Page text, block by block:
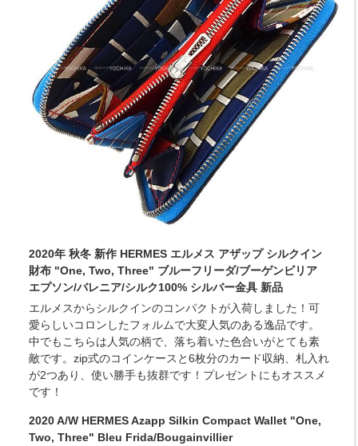
2020年 秋冬 新作 HERMES エルメス アザップ シルクイン
財布 "One, Two, Three" ブルーフリーダ/ブーゲンビリア
エプソン/バレニア/シルク100% シルバー金具 新品
エルメスからシルクインのコンパクトが入荷しました！可
愛らしいコロンしたフォルムで大変人気のある逸品です。
中でもこちらは人気の柄で、落ち着いた色合いがとても素
敵です。zip式のコインケースと6枚分のカード収納、札入れ
が2つあり、使い勝手も抜群です！プレゼントにもオススメ
です！
2020 A/W HERMES Azapp Silkin Compact Wallet "One,
Two, Three" Bleu Frida/Bougainvillier